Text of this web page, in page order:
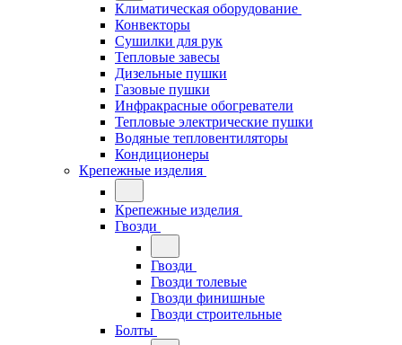
Климатическая оборудование
Конвекторы
Сушилки для рук
Тепловые завесы
Дизельные пушки
Газовые пушки
Инфракрасные обогреватели
Тепловые электрические пушки
Водяные тепловентиляторы
Кондиционеры
Крепежные изделия
Крепежные изделия
Гвозди
Гвозди
Гвозди толевые
Гвозди финишные
Гвозди строительные
Болты